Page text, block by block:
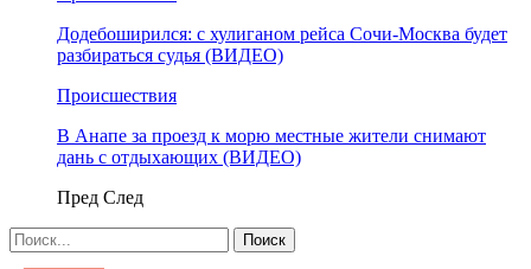
Додебоширился: с хулиганом рейса Сочи-Москва будет
разбираться судья (ВИДЕО)
Происшествия
В Анапе за проезд к морю местные жители снимают
дань с отдыхающих (ВИДЕО)
Пред След